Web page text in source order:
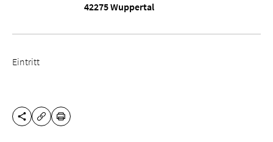
42275 Wuppertal
Eintritt
DIESE SEITE TEILEN
URL KOPIEREN
DRUCKEN